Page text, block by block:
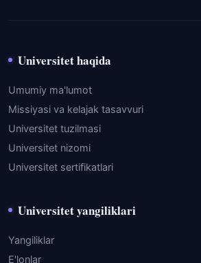
Universitet haqida
Umumiy ma'lumot
Missiyasi va kelajak tasavvuri
Universitet tuzilmasi
Universitet nizomi
Universitet sertifikatlari
Universitet yangiliklari
Yangiliklar
E'lonlar